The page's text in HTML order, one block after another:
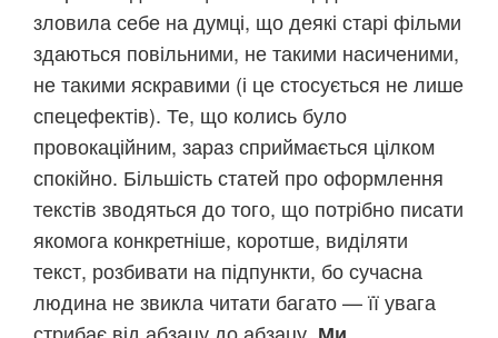
зловила себе на думці, що деякі старі фільми
здаються повільними, не такими насиченими,
не такими яскравими (і це стосується не лише
спецефектів). Те, що колись було
провокаційним, зараз сприймається цілком
спокійно. Більшість статей про оформлення
текстів зводяться до того, що потрібно писати
якомога конкретніше, коротше, виділяти
текст, розбивати на підпункти, бо сучасна
людина не звикла читати багато — її увага